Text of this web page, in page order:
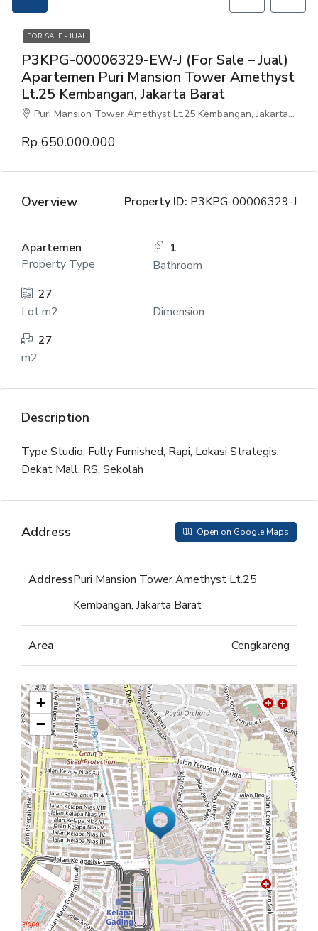
FOR SALE - JUAL
P3KPG-00006329-EW-J (For Sale – Jual)
Apartemen Puri Mansion Tower Amethyst
Lt.25 Kembangan, Jakarta Barat
Puri Mansion Tower Amethyst Lt.25 Kembangan, Jakarta Barat
Rp 650.000.000
Overview Property ID: P3KPG-00006329-J
Apartemen
Property Type
1
Bathroom
27
Lot m2
Dimension
27
m2
Description
Type Studio, Fully Furnished, Rapi, Lokasi Strategis,
Dekat Mall, RS, Sekolah
Address Open on Google Maps
AddressPuri Mansion Tower Amethyst Lt.25
Kembangan, Jakarta Barat
Area Cengkareng
+
−